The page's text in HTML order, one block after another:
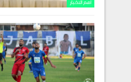
اهم الاخبار